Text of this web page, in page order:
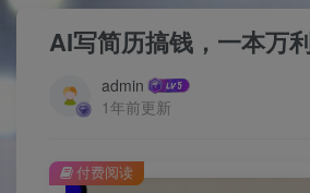
AI写简历搞钱，一本万
admin
1年前更新
付费阅读